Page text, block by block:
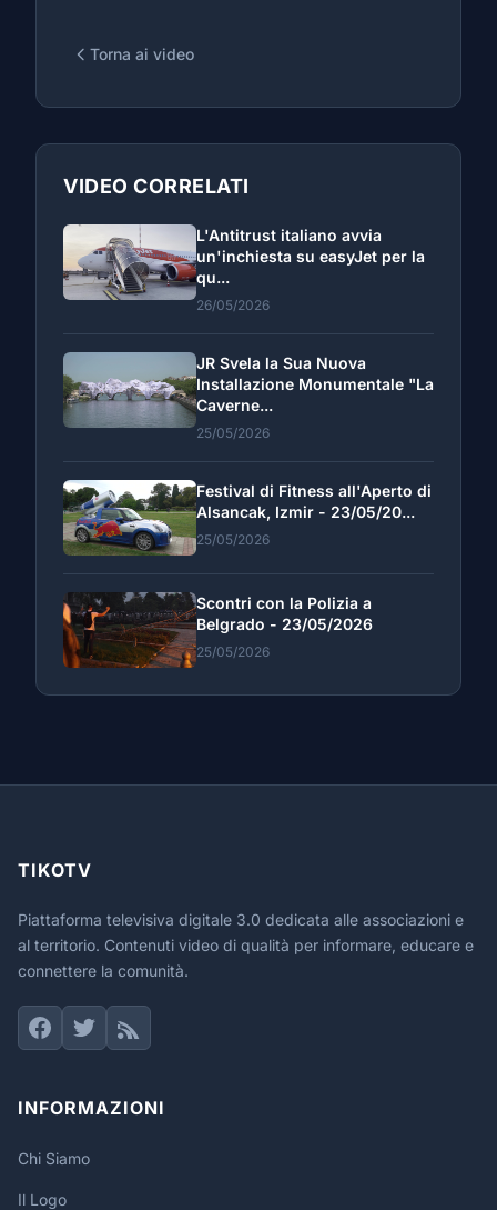
Torna ai video
VIDEO CORRELATI
L'Antitrust italiano avvia
un'inchiesta su easyJet per la
qu...
26/05/2026
JR Svela la Sua Nuova
Installazione Monumentale "La
Caverne...
25/05/2026
Festival di Fitness all'Aperto di
Alsancak, Izmir - 23/05/20...
25/05/2026
Scontri con la Polizia a
Belgrado - 23/05/2026
25/05/2026
TIKOTV
Piattaforma televisiva digitale 3.0 dedicata alle associazioni e
al territorio. Contenuti video di qualità per informare, educare e
connettere la comunità.
INFORMAZIONI
Chi Siamo
Il Logo